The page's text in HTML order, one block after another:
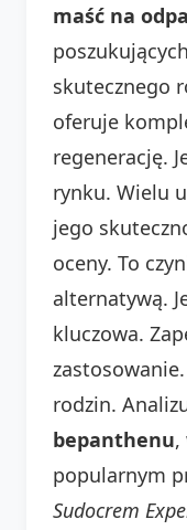
maść na
skutecznego
oferuje
regenerację.
rynku. Wielu
jego
oceny. To
alternatywą.
kluczowa.
rodzin.
bepanthenu,
popularnym
Sudocrem